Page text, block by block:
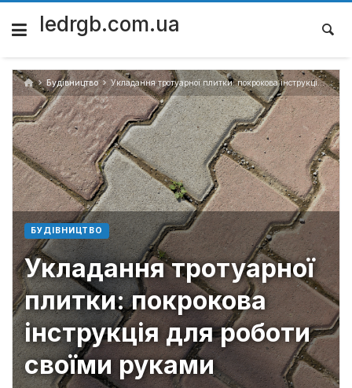
Skip
content
ledrgb.com.ua
Будівництво Укладання тротуарної плитки: покрокова інструкція для роботи своїми руками
БУДІВНИЦТВО
Укладання тротуарної
плитки: покрокова
інструкція для роботи
своїми руками